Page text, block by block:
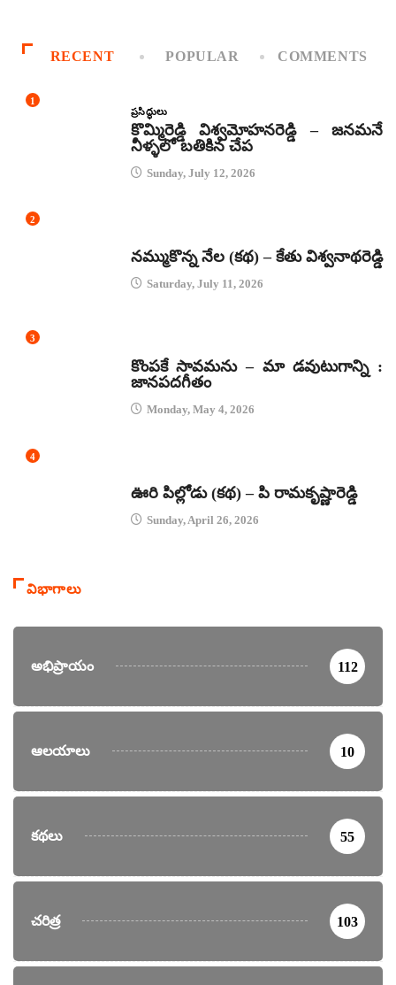
RECENT POPULAR COMMENTS
1
ప్రసిద్ధులు
కొమ్మిరెడ్డి విశ్వమోహనరెడ్డి – జనమనే
నీళ్ళలో బతికిన చేప
Sunday, July 12, 2026
2
నమ్ముకొన్న నేల (కథ) – కేతు విశ్వనాథరెడ్డి
Saturday, July 11, 2026
3
కొంపకే సావమను – మా డవుటుగాన్ని :
జానపదగీతం
Monday, May 4, 2026
4
ఊరి పిల్లోడు (కథ) – పి రామకృష్ణారెడ్డి
Sunday, April 26, 2026
విభాగాలు
అభిప్రాయం 112
ఆలయాలు 10
కథలు 55
చరిత్ర 103